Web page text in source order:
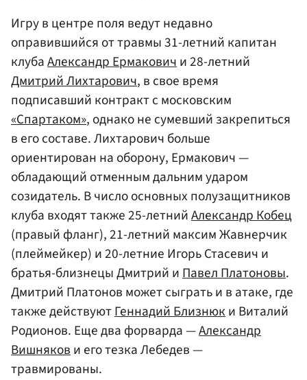
Игру в центре поля ведут недавно
оправившийся от травмы 31-летний капитан
клубаАлександр Ермаковичи 28-летний
Дмитрий Лихтарович, в свое время
подписавший контракт с московским
«Спартаком», однако не сумевший закрепиться
в его составе. Лихтарович больше
ориентирован на оборону, Ермакович —
обладающий отменным дальним ударом
созидатель. В число основных полузащитников
клуба входят также 25-летнийАлександр Кобец
(правый фланг), 21-летний максим Жавнерчик
(плеймейкер) и 20-летние Игорь Стасевич и
братья-близнецы Дмитрий иПавел Платоновы.
Дмитрий Платонов может сыграть и в атаке, где
также действуютГеннадий Близнюки Виталий
Родионов. Еще два форварда —Александр
Вишнякови его тезка Лебедев —
травмированы.